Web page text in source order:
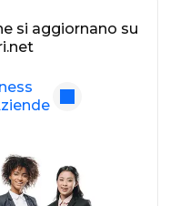
si aggiornano su